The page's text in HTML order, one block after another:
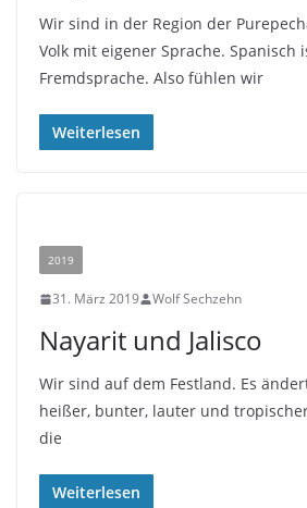
Wir sind in der Region der
Volk mit eigener Sprache. Spanisch
Fremdsprache. Also fühlen wir
Weiterlesen
2019
31. März 2019 Wolf Sechzehn
Nayarit und Jalisco
Wir sind auf dem Festland. Es
heißer, bunter, lauter und
die
Weiterlesen